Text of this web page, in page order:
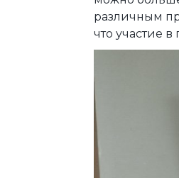
различным
что участие